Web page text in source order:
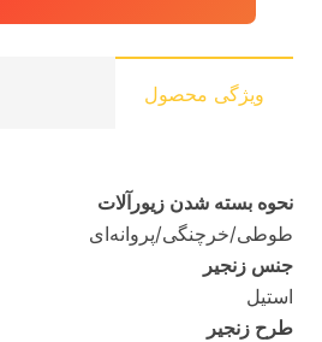
ویژگی محصول
نحوه بسته شدن زیورآلات
طوطی/خرچنگی/پروانه‌ای
جنس زنجیر
استیل
طرح زنجیر